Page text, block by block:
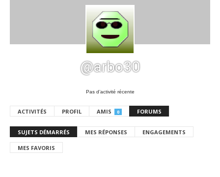
@arbo30
Pas d’activité récente
ACTIVITÉS PROFIL AMIS 0 FORUMS
SUJETS DÉMARRÉS MES RÉPONSES ENGAGEMENTS
MES FAVORIS